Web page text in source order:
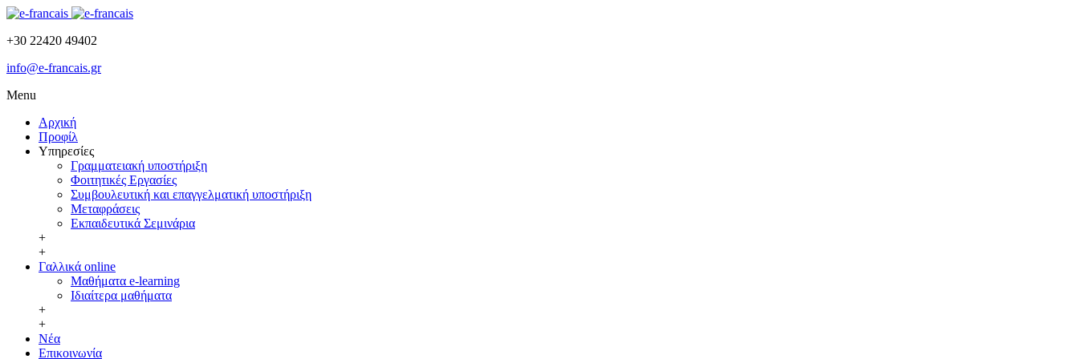
+30 22420 49402
info@e-francais.gr
Menu
Αρχική
Προφίλ
Υπηρεσίες
Γραμματειακή υποστήριξη
Φοιτητικές Εργασίες
Συμβουλευτική και επαγγελματική υποστήριξη
Μεταφράσεις
Εκπαιδευτικά Σεμινάρια
+
+
Γαλλικά online
Μαθήματα e-learning
Ιδιαίτερα μαθήματα
+
+
Νέα
Επικοινωνία